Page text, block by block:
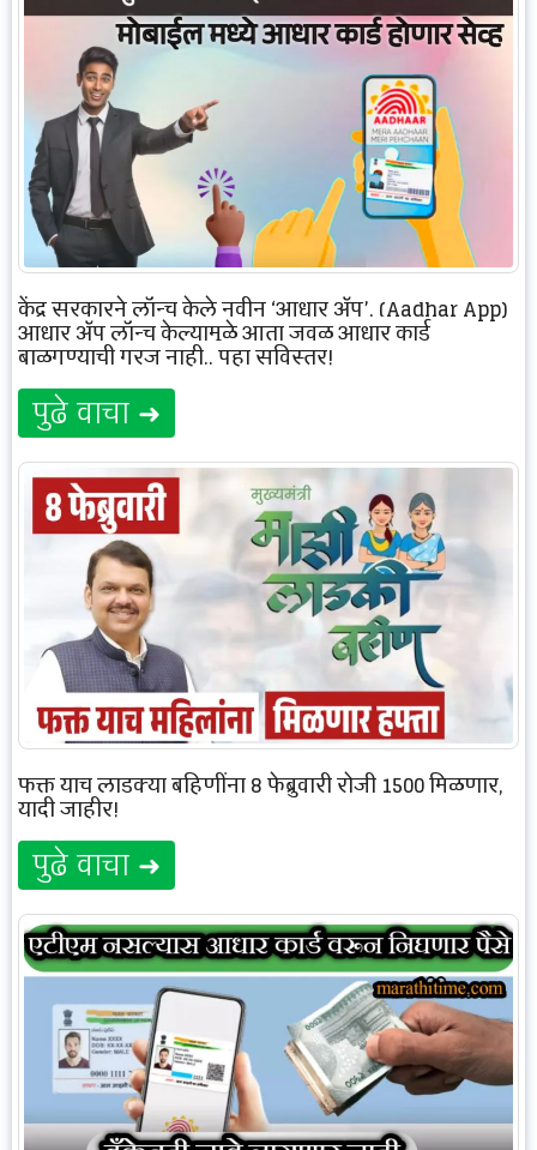
केंद्र सरकारने लॉन्च केले नवीन ‘आधार ॲप’, (Aadhar App)
आधार ॲप लॉन्च केल्यामुळे आता जवळ आधार कार्ड
बाळगण्याची गरज नाही.. पहा सविस्तर!
पुढे वाचा ➜
फक्त याच लाडक्या बहिणींना 8 फेब्रुवारी रोजी 1500 मिळणार,
यादी जाहीर!
पुढे वाचा ➜